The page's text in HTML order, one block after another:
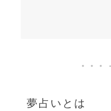
夢占いとは